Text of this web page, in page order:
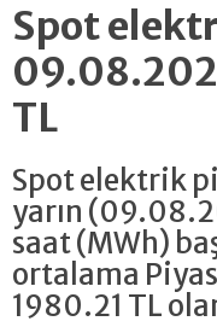
Spot
TL
Spot elektrik
yarın
saat (MWh)
ortalama
1980.21 TL